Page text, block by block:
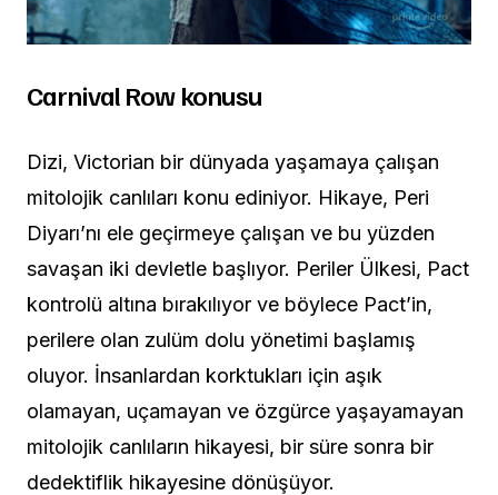
Carnival Row konusu
Dizi, Victorian bir dünyada yaşamaya çalışan
mitolojik canlıları konu ediniyor. Hikaye, Peri
Diyarı’nı ele geçirmeye çalışan ve bu yüzden
savaşan iki devletle başlıyor. Periler Ülkesi, Pact
kontrolü altına bırakılıyor ve böylece Pact’in,
perilere olan zulüm dolu yönetimi başlamış
oluyor. İnsanlardan korktukları için aşık
olamayan, uçamayan ve özgürce yaşayamayan
mitolojik canlıların hikayesi, bir süre sonra bir
dedektiflik hikayesine dönüşüyor.